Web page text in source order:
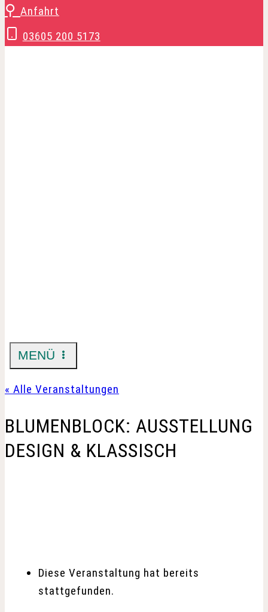
Zum
Inhalt
springen
⚲ Anfahrt
03605 200 5173
MENÜ
« Alle Veranstaltungen
BLUMENBLOCK: AUSSTELLUNG
DESIGN & KLASSISCH
Diese Veranstaltung hat bereits
stattgefunden.